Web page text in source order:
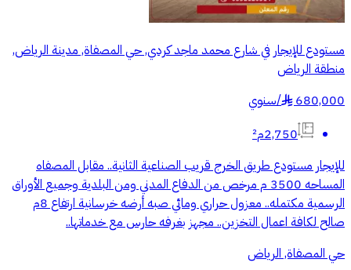
مستودع للإيجار في شارع محمد ماجد كردي, حي المصفاة, مدينة الرياض,
منطقة الرياض
680,000
§
/سنوي
2,750م²
للإيجار مستودع طريق الخرج قريب الصناعية الثانية.. مقابل المصفاه
المساحه 3500 م مرخص من الدفاع المدني ومن البلدية وجميع الأوراق
الرسمية مكتمله.. معزول حراري ومائي صبه أرضه خرسانية ارتفاع 8م
صالح لكافة اعمال التخزين.. مجهز بغرفه حارس مع خدماتها..
حي المصفاة, الرياض